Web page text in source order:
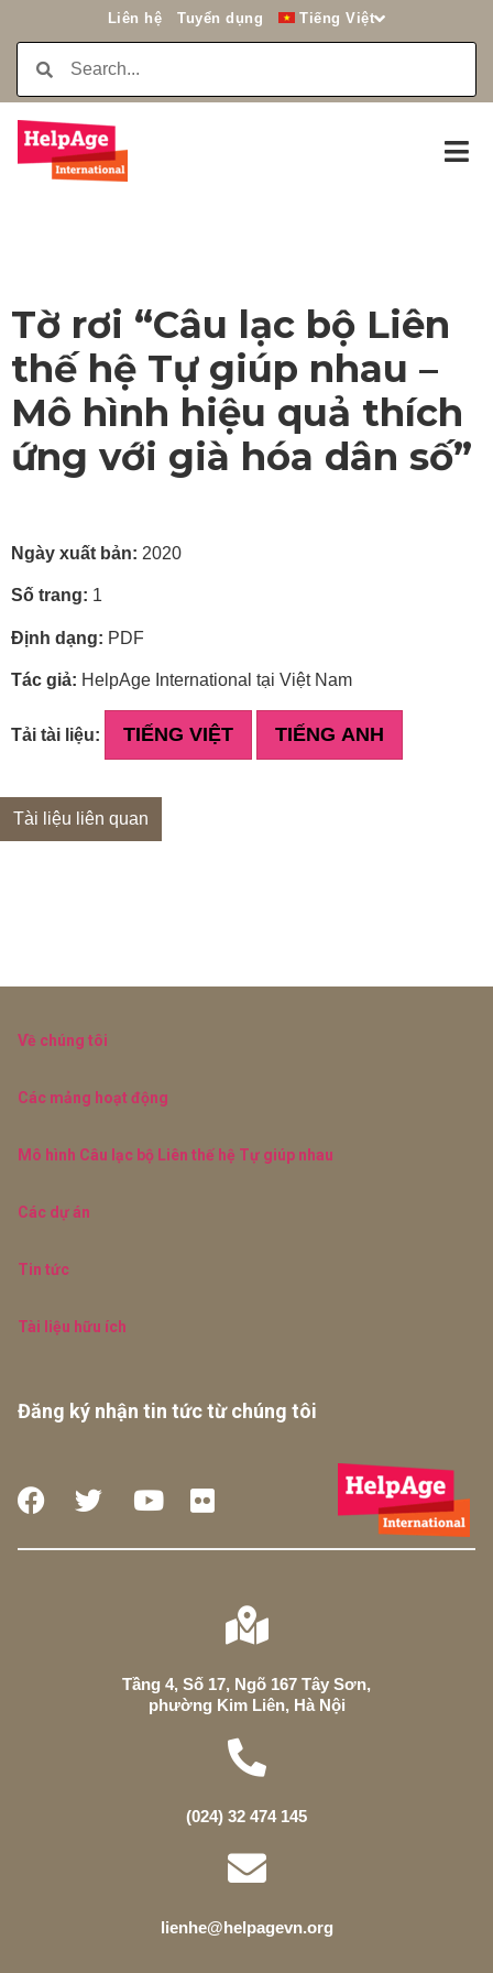
Liên hệ Tuyển dụng Tiếng Việt
Tờ rơi “Câu lạc bộ Liên
thế hệ Tự giúp nhau –
Mô hình hiệu quả thích
ứng với già hóa dân số”
Ngày xuất bản: 2020
Số trang: 1
Định dạng: PDF
Tác giả: HelpAge International tại Việt Nam
Tải tài liệu: TIẾNG VIỆT TIẾNG ANH
Tài liệu liên quan
Về chúng tôi
Các mảng hoạt động
Mô hình Câu lạc bộ Liên thế hệ Tự giúp nhau
Các dự án
Tin tức
Tài liệu hữu ích
Đăng ký nhận tin tức từ chúng tôi
Tầng 4, Số 17, Ngõ 167 Tây Sơn,
phường Kim Liên, Hà Nội
(024) 32 474 145
lienhe@helpagevn.org